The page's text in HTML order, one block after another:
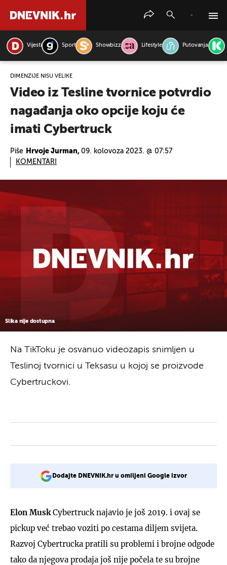
Vijesti Sport Showbizz Lifestyle Putovanja
DIMENZIJE NISU VELIKE
Video iz Tesline tvornice potvrdio
nagađanja oko opcije koju će
imati Cybertruck
Piše Hrvoje Jurman, 09. kolovoza 2023. @ 07:57
KOMENTARI
Slika nije dostupna
Na TikToku je osvanuo videozapis snimljen u
Teslinoj tvornici u Teksasu u kojoj se proizvode
Cybertruckovi.
Dodajte DNEVNIK.hr u omiljeni Google izvor
Elon MuskCybertruck najavio je još 2019. i ovaj se
pickup već trebao voziti po cestama diljem svijeta.
Razvoj Cybertrucka pratili su problemi i brojne odgode
tako da njegova prodaja još nije počela te su brojne
PRETRAŽITE VIJESTI